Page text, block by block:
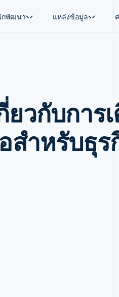
พัฒนา แหล่งข้อมูล
ใช้งาน
บิล
นตามรอบ
ผนล่วง
อัตโนมัติด้านการเงิน
ก
งินในแอป
เงิน
ม
จัดการการชำระเงินตามรอบ
เสนอการเรียกเก็บเงินตามการ
ออกบัตรที่มีสเตเบิลคอยน์รองรั
จัดเตรียมและจัดการบริการด้วย
วกับการ
สําหรับธุร